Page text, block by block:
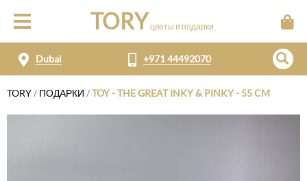
TORY цветы и подарки
Dubai +971 44492070
TORY/ ПОДАРКИ /TOY - THE GREAT INKY & PINKY - 55 CM